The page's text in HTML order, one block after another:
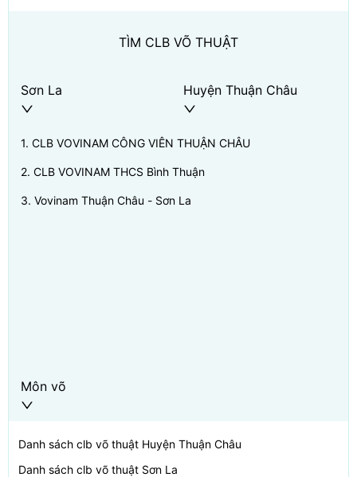
TÌM CLB VÕ THUẬT
Sơn La Huyện Thuận Châu
1. CLB VOVINAM CÔNG VIÊN THUẬN CHÂU
2. CLB VOVINAM THCS Bình Thuận
3. Vovinam Thuận Châu - Sơn La
Môn võ
Danh sách clb võ thuật Huyện Thuận Châu
Danh sách clb võ thuật Sơn La